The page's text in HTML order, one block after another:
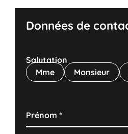
Données de
Salutation
Mme
Monsieur
Prénom*